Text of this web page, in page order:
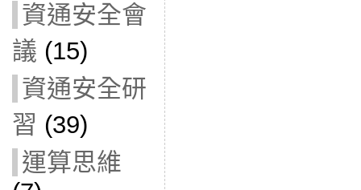
資通安全會
議 (15)
資通安全研
習 (39)
運算思維